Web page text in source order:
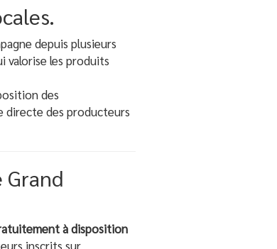
depuis plusieurs
valorise les produits
des
directe des producteurs
à disposition
inscrits sur